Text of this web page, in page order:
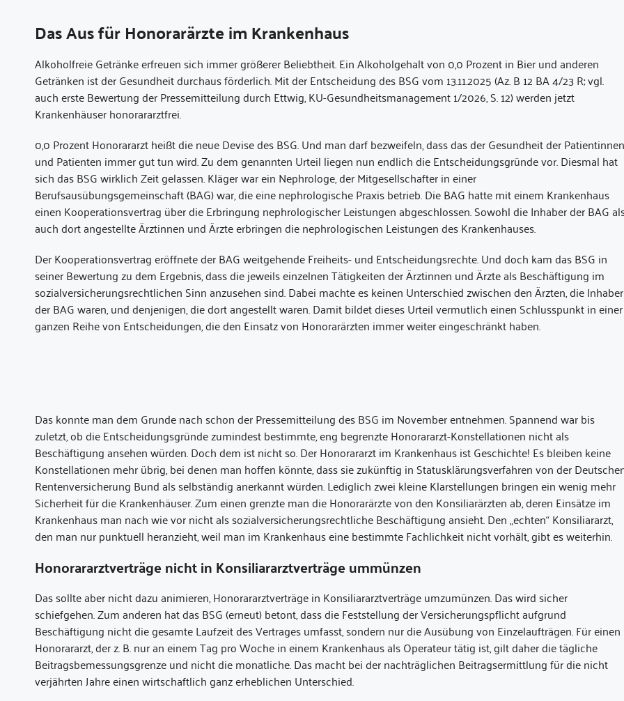
Das Aus für Honorarärzte im Krankenhaus
Alkoholfreie Getränke erfreuen sich immer größerer Beliebtheit. Ein Alkoholgehalt von 0,0 Prozent in Bier und anderen
Getränken ist der Gesundheit durchaus förderlich. Mit der Entscheidung des BSG vom 13.11.2025 (Az. B 12 BA 4/23 R; vgl.
auch erste Bewertung der Pressemitteilung durch Ettwig, KU-Gesundheitsmanagement 1/2026, S. 12) werden jetzt
Krankenhäuser honorararztfrei.
0,0 Prozent Honorararzt heißt die neue Devise des BSG. Und man darf bezweifeln, dass das der Gesundheit der Patientinnen
und Patienten immer gut tun wird. Zu dem genannten Urteil liegen nun endlich die Entscheidungsgründe vor. Diesmal hat
sich das BSG wirklich Zeit gelassen. Kläger war ein Nephrologe, der Mitgesellschafter in einer
Berufsausübungsgemeinschaft (BAG) war, die eine nephrologische Praxis betrieb. Die BAG hatte mit einem Krankenhaus
einen Kooperationsvertrag über die Erbringung nephrologischer Leistungen abgeschlossen. Sowohl die Inhaber der BAG
auch dort angestellte Ärztinnen und Ärzte erbringen die nephrologischen Leistungen des Krankenhauses.
Der Kooperationsvertrag eröffnete der BAG weitgehende Freiheits- und Entscheidungsrechte. Und doch kam das BSG in
seiner Bewertung zu dem Ergebnis, dass die jeweils einzelnen Tätigkeiten der Ärztinnen und Ärzte als Beschäftigung im
sozialversicherungsrechtlichen Sinn anzusehen sind. Dabei machte es keinen Unterschied zwischen den Ärzten, die Inhaber
der BAG waren, und denjenigen, die dort angestellt waren. Damit bildet dieses Urteil vermutlich einen Schlusspunkt in einer
ganzen Reihe von Entscheidungen, die den Einsatz von Honorarärzten immer weiter eingeschränkt haben.
Das konnte man dem Grunde nach schon der Pressemitteilung des BSG im November entnehmen. Spannend war bis
zuletzt, ob die Entscheidungsgründe zumindest bestimmte, eng begrenzte Honorararzt-Konstellationen nicht als
Beschäftigung ansehen würden. Doch dem ist nicht so. Der Honorararzt im Krankenhaus ist Geschichte! Es bleiben keine
Konstellationen mehr übrig, bei denen man hoffen könnte, dass sie zukünftig in Statusklärungsverfahren von der
Rentenversicherung Bund als selbständig anerkannt würden. Lediglich zwei kleine Klarstellungen bringen ein wenig mehr
Sicherheit für die Krankenhäuser. Zum einen grenzte man die Honorarärzte von den Konsiliarärzten ab, deren Einsätze im
Krankenhaus man nach wie vor nicht als sozialversicherungsrechtliche Beschäftigung ansieht. Den „echten“ Konsiliararzt,
den man nur punktuell heranzieht, weil man im Krankenhaus eine bestimmte Fachlichkeit nicht vorhält, gibt es weiterhin.
Honorararztverträge nicht in Konsiliararztverträge ummünzen
Das sollte aber nicht dazu animieren, Honorararztverträge in Konsiliararztverträge umzumünzen. Das wird sicher
schiefgehen. Zum anderen hat das BSG (erneut) betont, dass die Feststellung der Versicherungspflicht aufgrund
Beschäftigung nicht die gesamte Laufzeit des Vertrages umfasst, sondern nur die Ausübung von Einzelaufträgen. Für einen
Honorararzt, der z. B. nur an einem Tag pro Woche in einem Krankenhaus als Operateur tätig ist, gilt daher die tägliche
Beitragsbemessungsgrenze und nicht die monatliche. Das macht bei der nachträglichen Beitragsermittlung für die nicht
verjährten Jahre einen wirtschaftlich ganz erheblichen Unterschied.